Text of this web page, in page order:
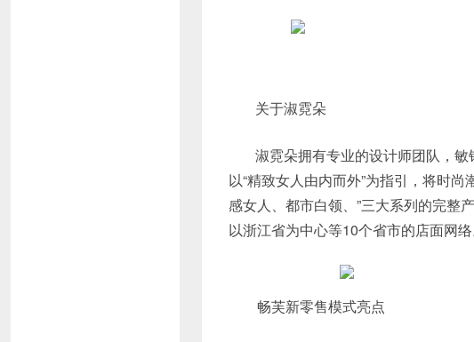
关于淑霓朵
淑霓朵拥有专业的设计师团队，
以“精致女人由内而外”为指引，将时
感女人、都市白领、”三大系列的完整
以浙江省为中心等10个省市的店面网络
畅芙新零售模式亮点